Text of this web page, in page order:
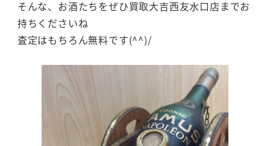
そんな、お酒たちをぜひ買取大吉西友水口店までお
持ちくださいね
査定はもちろん無料です(^^)/